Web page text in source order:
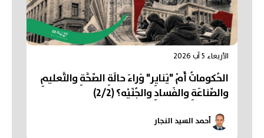
الأربعاء 5 آب 2026
الحُكوماتُ أَمْ "يَنايِر" وَراءَ حالَةِ الصِّحَّةِ والتَّعليمِ
والصِّناعَةِ والفَسادِ والجُنَيْه؟ (2/2)
أحمد السيد النجار